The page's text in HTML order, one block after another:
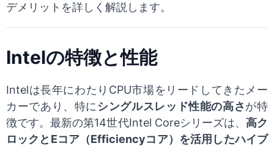
デメリットを詳しく解説します。
Intelの特徴と性能
Intelは長年にわたりCPU市場をリードしてきたメー
カーであり、特に シングルスレッド性能の高さが特
徴です。最新の第14世代Intel Coreシリーズは、 高ク
ロックとEコア（Efficiencyコア）を活用したハイブ